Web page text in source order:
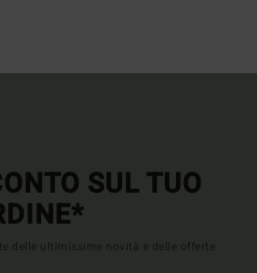
SUL TUO
delle ultimissime novità e delle offerte